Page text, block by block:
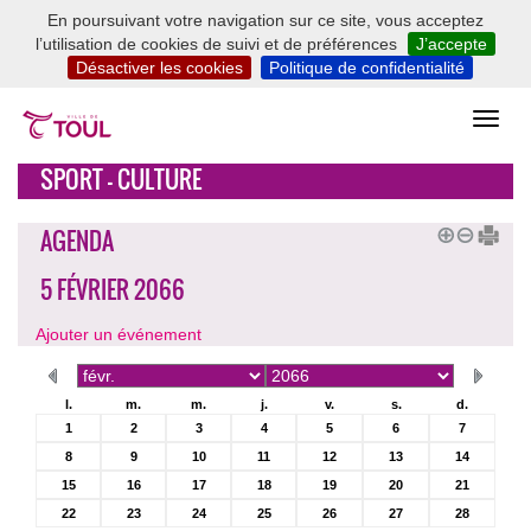
En poursuivant votre navigation sur ce site, vous acceptez
l’utilisation de cookies de suivi et de préférences
J’accepte
Désactiver les cookies
Politique de confidentialité
SPORT - CULTURE
AGENDA
5 FÉVRIER 2066
Ajouter un événement
l. m. m. j. v. s.
d.
1
2 3 4 5 6
7
8
9 10 11 12 13
14
15
16 17 18 19 20
21
22
23 24 25 26 27 28